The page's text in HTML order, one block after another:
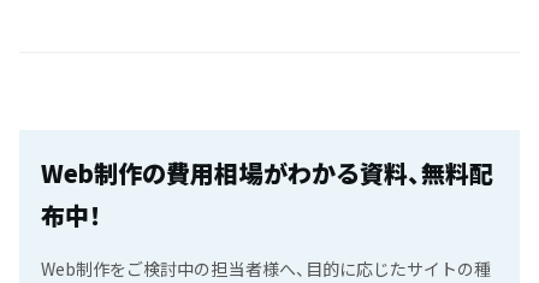
Web制作の費用相場がわかる資料、無料配
布中！
Web制作をご検討中の担当者様へ、目的に応じたサイトの種